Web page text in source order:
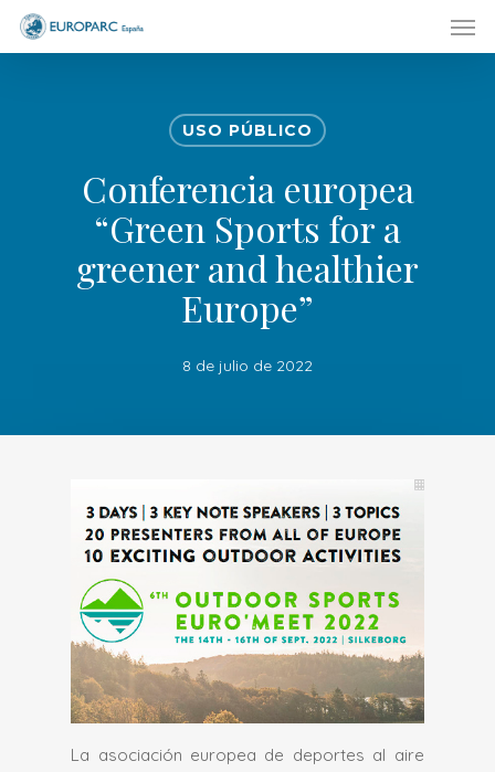
Skip
USO PÚBLICO
Conferencia europea
“Green Sports for a
greener and healthier
Europe”
8 de julio de 2022
La asociación europea de deportes al aire